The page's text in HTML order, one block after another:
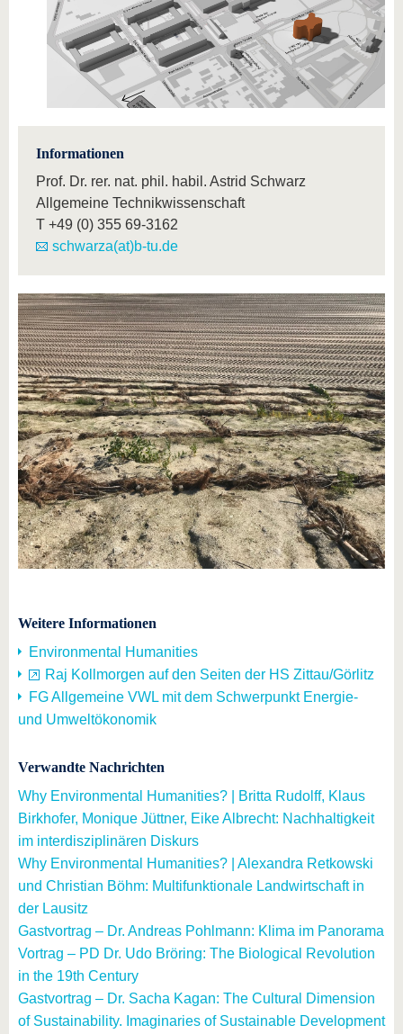
Informationen
Prof. Dr. rer. nat. phil. habil. Astrid Schwarz
Allgemeine Technikwissenschaft
T +49 (0) 355 69-3162
schwarza(at)b-tu.de
Weitere Informationen
Environmental Humanities
Raj Kollmorgen auf den Seiten der HS Zittau/Görlitz
FG Allgemeine VWL mit dem Schwerpunkt Energie-
und Umweltökonomik
Verwandte Nachrichten
Why Environmental Humanities? | Britta Rudolff, Klaus
Birkhofer, Monique Jüttner, Eike Albrecht: Nachhaltigkeit
im interdisziplinären Diskurs
Why Environmental Humanities? | Alexandra Retkowski
und Christian Böhm: Multifunktionale Landwirtschaft in
der Lausitz
Gastvortrag – Dr. Andreas Pohlmann: Klima im Panorama
Vortrag – PD Dr. Udo Bröring: The Biological Revolution
in the 19th Century
Gastvortrag – Dr. Sacha Kagan: The Cultural Dimension
of Sustainability. Imaginaries of Sustainable Development